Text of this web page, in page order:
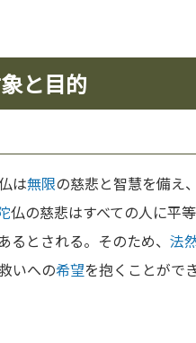
と目的
は無限の慈悲と智慧を備え
仏の慈悲はすべての人に平
とされる。そのため、 法
いへの希望を抱くことがで